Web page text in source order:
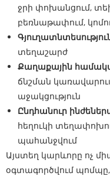
ջրի փոխանցում,
բեռնաթափում,
տեղաշարժ
Քաղաքային
ճնշման
աջակցություն
Ընդհանուր
հեղուկի
պահանջվում
Այստեղ կարևորը ոչ
օգտագործվում պոմպը,